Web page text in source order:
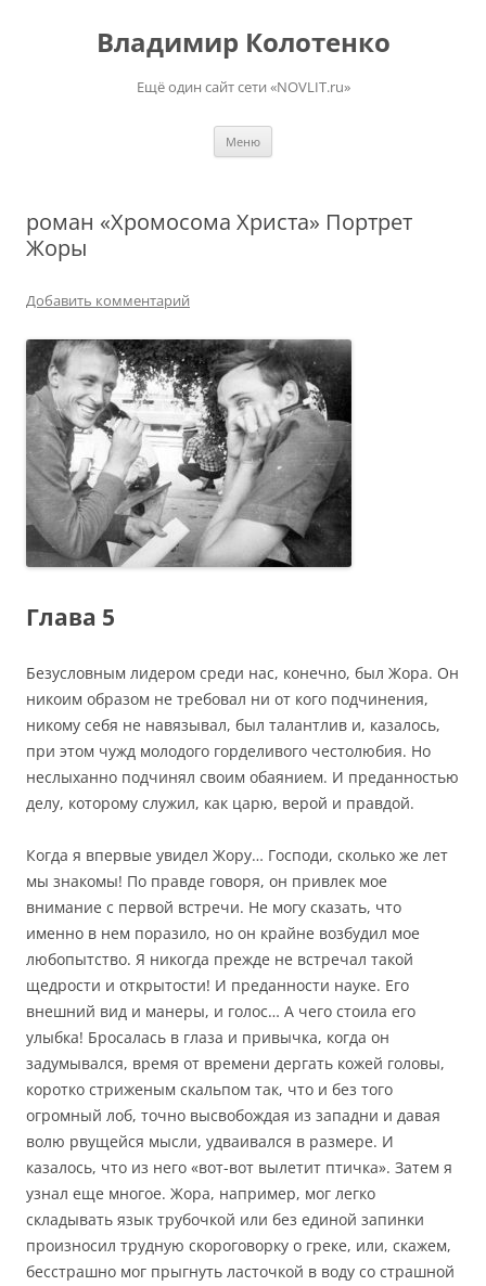
содержимомуВладимир Колотенко
Ещё один сайт сети «NOVLIT.ru»
Меню
роман «Хромосома Христа» Портрет
Жоры
Добавить комментарий
Глава 5
Безусловным лидером среди нас, конечно, был Жора. Он
никоим образом не требовал ни от кого подчинения,
никому себя не навязывал, был талантлив и, казалось,
при этом чужд молодого горделивого честолюбия. Но
неслыханно подчинял своим обаянием. И преданностью
делу, которому служил, как царю, верой и правдой.
Когда я впервые увидел Жору… Господи, сколько же лет
мы знакомы! По правде говоря, он привлек мое
внимание с первой встречи. Не могу сказать, что
именно в нем поразило, но он крайне возбудил мое
любопытство. Я никогда прежде не встречал такой
щедрости и открытости! И преданности науке. Его
внешний вид и манеры, и голос… А чего стоила его
улыбка! Бросалась в глаза и привычка, когда он
задумывался, время от времени дергать кожей головы,
коротко стриженым скальпом так, что и без того
огромный лоб, точно высвобождая из западни и давая
волю рвущейся мысли, удваивался в размере. И
казалось, что из него «вот-вот вылетит птичка». Затем я
узнал еще многое. Жора, например, мог легко
складывать язык трубочкой или без единой запинки
произносил трудную скороговорку о греке, или, скажем,
бесстрашно мог прыгнуть ласточкой в воду со страшной